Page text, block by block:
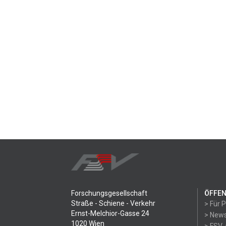
Forschungsgesellschaft
Straße - Schiene - Verkehr
Ernst-Melchior-Gasse 24
1020 Wien
> Für
>